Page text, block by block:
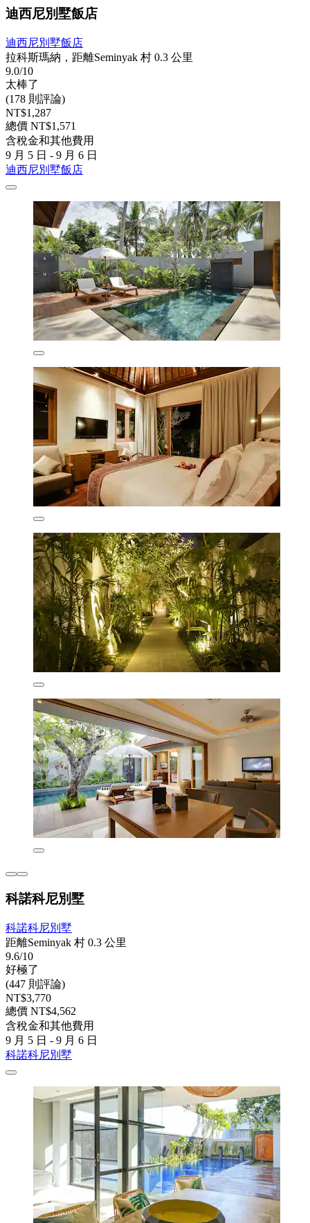
迪西尼別墅飯店
迪西尼別墅飯店
拉科斯瑪納，距離Seminyak 村 0.3 公里
9.0/10
太棒了
(178 則評論)
NT$1,287
總價 NT$1,571
含稅金和其他費用
9 月 5 日 - 9 月 6 日
迪西尼別墅飯店
科諾科尼別墅
科諾科尼別墅
距離Seminyak 村 0.3 公里
9.6/10
好極了
(447 則評論)
NT$3,770
總價 NT$4,562
含稅金和其他費用
9 月 5 日 - 9 月 6 日
科諾科尼別墅